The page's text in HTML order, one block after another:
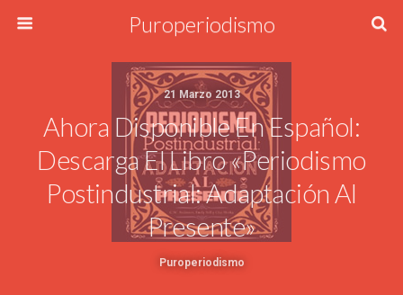
Puroperiodismo
21 Marzo 2013
Ahora Disponible En Español:
Descarga El Libro «Periodismo
Postindustrial: Adaptación Al
Presente»
Puroperiodismo